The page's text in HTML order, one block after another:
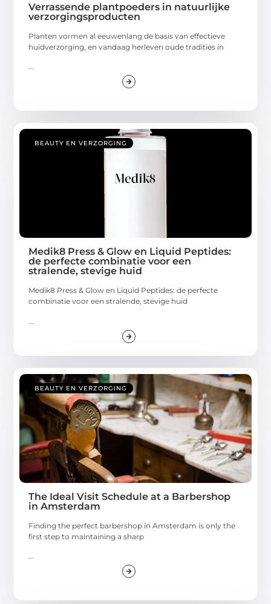
Verrassende plantpoeders in natuurlijke
verzorgingsproducten
Planten vormen al eeuwenlang de basis van effectieve
huidverzorging, en vandaag herleven oude tradities in
...
BEAUTY EN VERZORGING
Medik8 Press & Glow en Liquid Peptides:
de perfecte combinatie voor een
stralende, stevige huid
Medik8 Press & Glow en Liquid Peptides: de perfecte
combinatie voor een stralende, stevige huid
BEAUTY EN VERZORGING
The Ideal Visit Schedule at a Barbershop
in Amsterdam
Finding the perfect barbershop in Amsterdam is only the
first step to maintaining a sharp
...